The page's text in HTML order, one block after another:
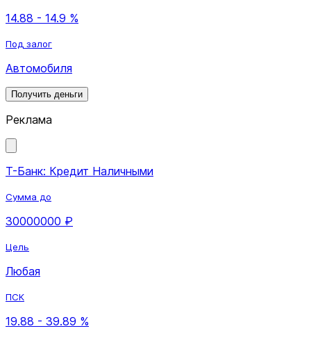
14.88 - 14.9 %
Под залог
Автомобиля
Получить деньги
Реклама
Т-Банк: Кредит Наличными
Сумма до
30000000 ₽
Цель
Любая
ПСК
19.88 - 39.89 %